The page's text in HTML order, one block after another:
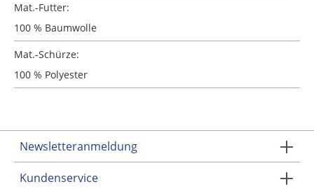
Mat.-Futter:
100 % Baumwolle
Mat.-Schürze:
100 % Polyester
Newsletteranmeldung
Kundenservice